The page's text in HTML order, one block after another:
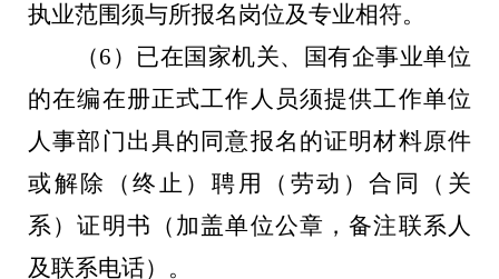
执业范围须与所报名岗位及专业相符。
（6 ）已在国家机关、国有企事业单位
的在编在册正式工作人员须提供工作单位
人事部门出具的同意报名的证明材料原件
或解除（终止）聘用（劳动）合同（关
系）证明书（加盖单位公章，备注联系人
及联系电话）。